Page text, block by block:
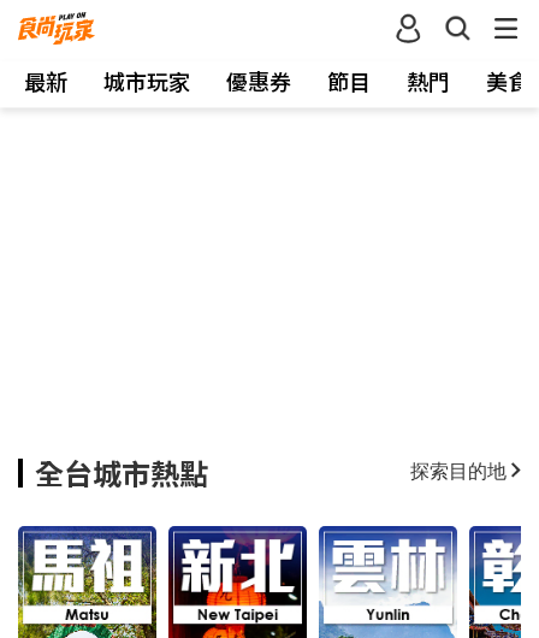
最新 城市玩家 優惠券 節目 熱門 美食
全台城市熱點 探索目的地